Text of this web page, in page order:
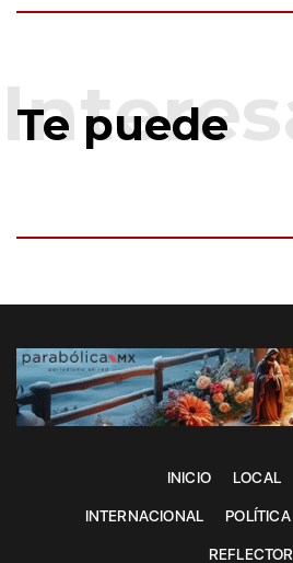
Te puede
INICIO LOCAL
INTERNACIONAL POLÍTICA
REFLECTOR